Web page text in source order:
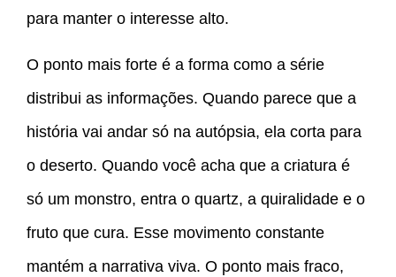
para manter o interesse alto.
O ponto mais forte é a forma como a série
distribui as informações. Quando parece que a
história vai andar só na autópsia, ela corta para
o deserto. Quando você acha que a criatura é
só um monstro, entra o quartz, a quiralidade e o
fruto que cura. Esse movimento constante
mantém a narrativa viva. O ponto mais fraco,